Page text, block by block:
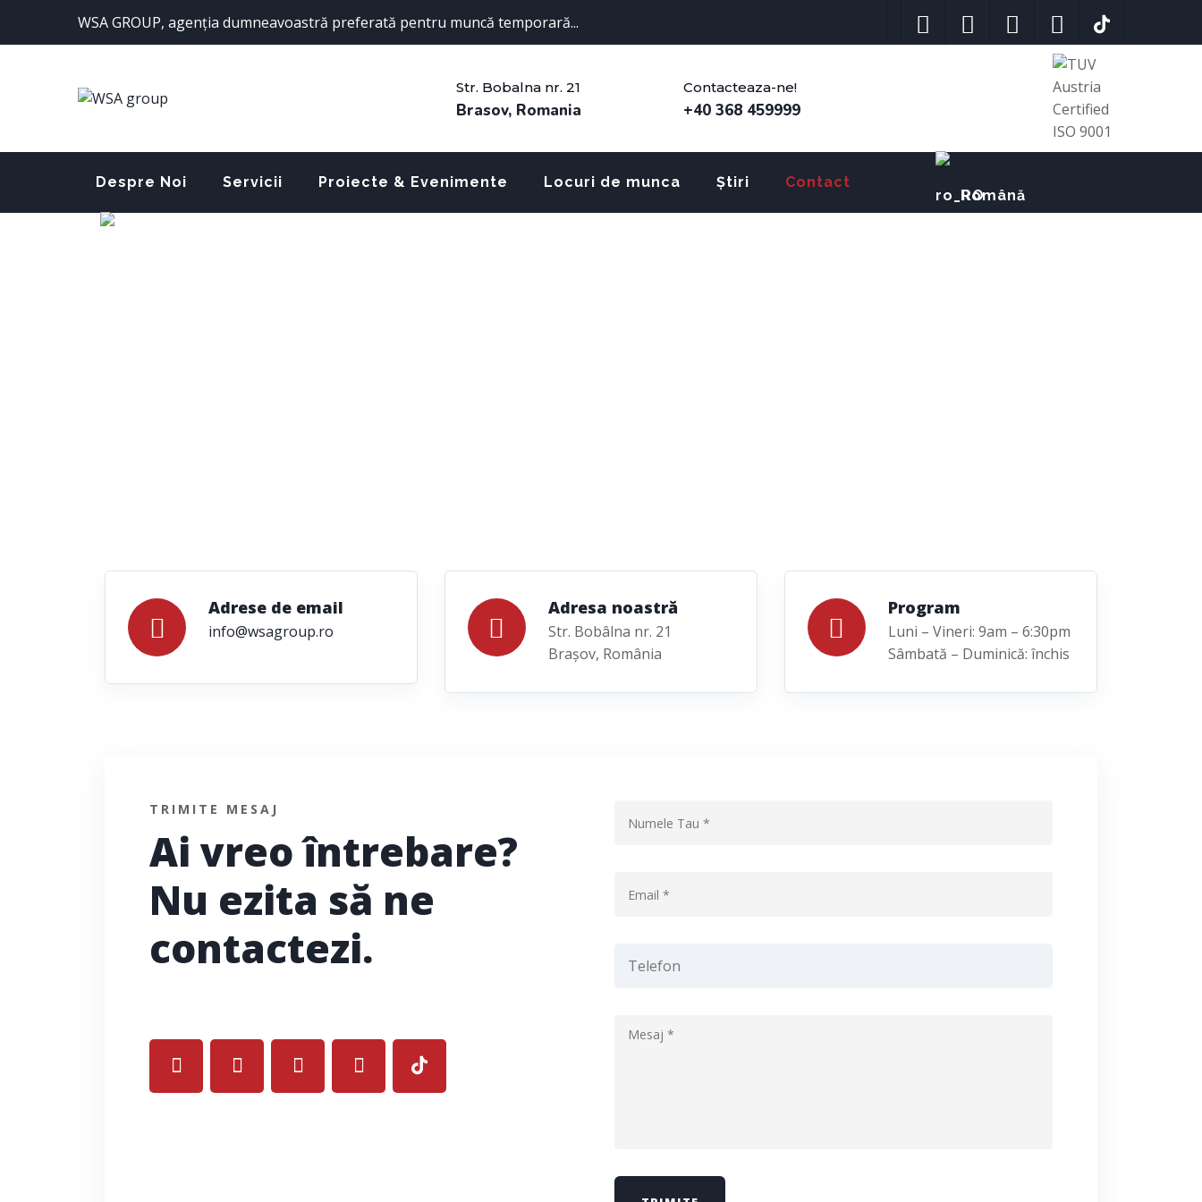
WSA GROUP, agenția dumneavoastră preferată pentru muncă temporară...
Str. Bobalna nr. 21
Brasov, Romania
Contacteaza-ne!
+40 368 459999
Despre Noi Servicii Proiecte & Evenimente Locuri de munca Știri Contact
Română
Adrese de email
info@wsagroup.ro
Adresa noastră
Str. Bobâlna nr. 21
Brașov, România
Program
Luni – Vineri: 9am – 6:30pm
Sâmbată – Duminică: închis
TRIMITE MESAJ
Ai vreo întrebare?
Nu ezita să ne
contactezi.